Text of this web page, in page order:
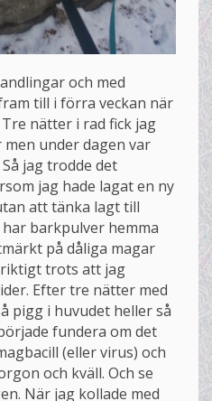
och med
till i förra veckan när
nätter i rad fick jag
under dagen var
jag trodde det
jag hade lagat en ny
att tänka lagt till
barkpulver hemma
på dåliga magar
trots att jag
Efter tre nätter med
pigg i huvudet heller så
fundera om det
(eller virus) och
och kväll. Och se
När jag kollade med